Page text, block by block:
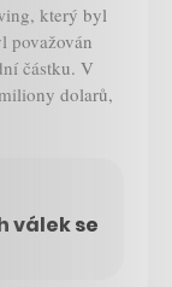
který byl
považován
částku. V
dolarů,
válek se